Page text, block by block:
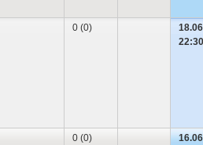
0 (0)
22:30
0 (0)